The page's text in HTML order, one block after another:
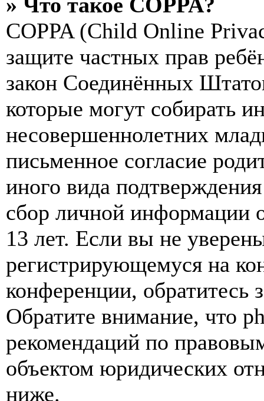
COPPA (Child Online
защите частных прав
закон Соединённых
которые могут собирать
несовершеннолетних
письменное согласие
иного вида
сбор личной информации
13 лет. Если вы не
регистрирующемуся на
конференции, обратитесь
Обратите внимание, что
рекомендаций по
объектом юридических
ниже.